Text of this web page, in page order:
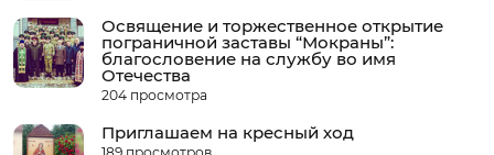
Освящение и торжественное открытие
пограничной заставы “Мокраны”:
благословение на службу во имя
Отечества
204 просмотра
Приглашаем на кресный ход